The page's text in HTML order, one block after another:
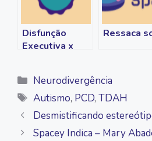
Disfunção
Executiva x
Ressaca
Categorias
Neurodivergência
Tags
Autismo, PCD,TDAH
Desmistificando
Spacey Indica – Mary